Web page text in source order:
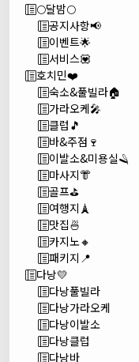
🌕달밤🌕
공지사항📢
이벤트🌟
서비스💟
호치민❤️
숙소&풀빌라🏠
가라오케🎤
클럽🎵
바&주점🍷
이발소&미용실🪒
마사지👘
골프⛳
여행지🗼
맛집🍜
카지노🔸
패키지📍
다낭💛
다낭풀빌라
다낭가라오케
다낭이발소
다낭클럽
다낭바